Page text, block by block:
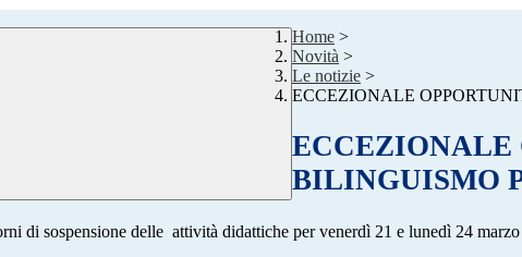
Home >
Novità >
Le notizie >
ECCEZIONALE
ECCEZIONALE
BILINGUISMO
di sospensione delle attività didattiche per venerdì 21 e lunedì 24 marzo